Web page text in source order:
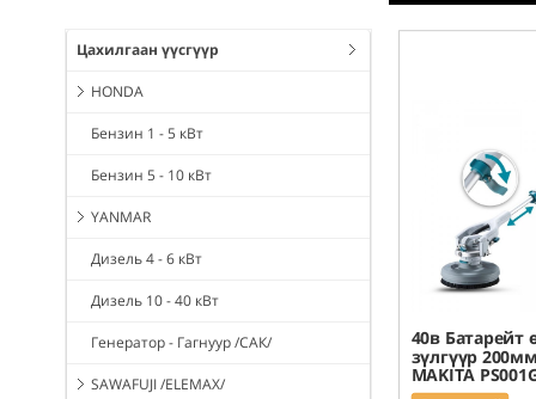
Цахилгаан үүсгүүр
HONDA
Бензин 1 - 5 кВт
Бензин 5 - 10 кВт
YANMAR
Дизель 4 - 6 кВт
Дизель 10 - 40 кВт
Генератор - Гагнуур /САК/
SAWAFUJI /ELEMAX/
40в Батарейт
зүлгүүр
MAKITA